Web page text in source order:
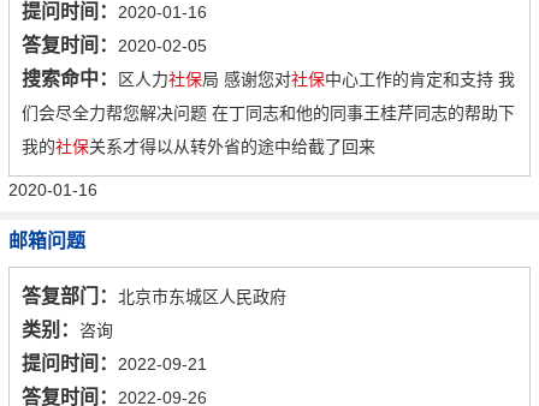
提问时间： 2020-01-16
答复时间： 2020-02-05
搜索命中： 区人力社保局 感谢您对社保中心工作的肯定和支持 我
们会尽全力帮您解决问题 在丁同志和他的同事王桂芹同志的帮助下
我的社保关系才得以从转外省的途中给截了回来
2020-01-16
邮箱问题
答复部门： 北京市东城区人民政府
类别： 咨询
提问时间： 2022-09-21
答复时间： 2022-09-26